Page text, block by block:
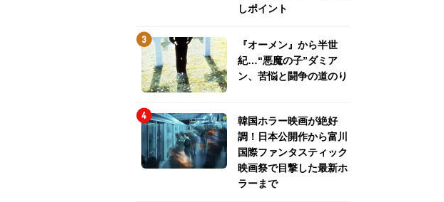
しポイント
『オーメン』から半世
紀…“悪魔の子”ダミア
ン、苦悩と闘争の道のり
韓国ホラー映画が絶好
調！日本公開作から富川
国際ファンタスティック
映画祭で目撃した最新ホ
ラーまで